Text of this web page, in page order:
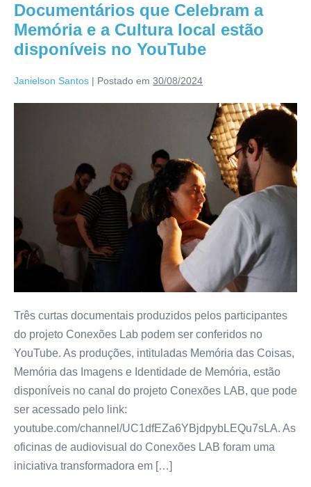
Documentários que Celebram a
Memória e a Cultura local estão
disponíveis no YouTube
Janielson Santos | Postado em 30/08/2024
Três curtas documentais produzidos pelos participantes
do projeto Conexões Lab podem ser conferidos no
YouTube. As produções, intituladas Memória das Coisas,
Memória das Imagens e Identidade de Memória, estão
disponíveis no canal do projeto Conexões LAB, que pode
ser acessado pelo link:
youtube.com/channel/UC1dfEZa6YBjdpybLEQu7sLA. As
oficinas de audiovisual do Conexões LAB foram uma
iniciativa transformadora em […]